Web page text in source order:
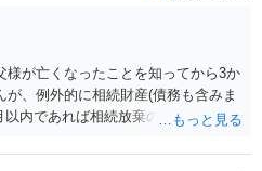
様が亡くなったことを知ってから3か
が、例外的に相続財産(債務も含みま
内であれば相続放棄の申述が認め
放棄の申述をしたい旨告げて必要な